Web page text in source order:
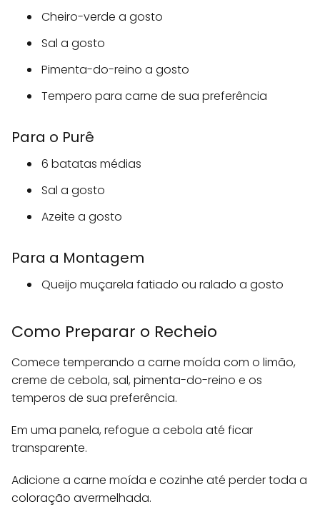
Cheiro-verde a gosto
Sal a gosto
Pimenta-do-reino a gosto
Tempero para carne de sua preferência
Para o Purê
6 batatas médias
Sal a gosto
Azeite a gosto
Para a Montagem
Queijo muçarela fatiado ou ralado a gosto
Como Preparar o Recheio
Comece temperando a carne moída com o limão,
creme de cebola, sal, pimenta-do-reino e os
temperos de sua preferência.
Em uma panela, refogue a cebola até ficar
transparente.
Adicione a carne moída e cozinhe até perder toda a
coloração avermelhada.